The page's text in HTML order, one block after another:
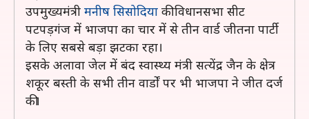
उपमुख्यमंत्री मनीष सिसोदिया की विधानसभा सीट
पटपड़गंज में भाजपा का चार में से तीन वार्ड जीतना पार्टी
के लिए सबसे बड़ा झटका रहा।
इसके अलावा जेल में बंद स्वास्थ्य मंत्री सत्येंद्र जैन के क्षेत्र
शकूर बस्ती के सभी तीन वार्डों पर भी भाजपा ने जीत दर्ज
की।